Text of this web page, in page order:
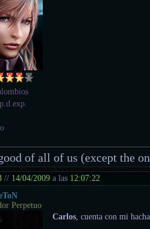
p.d.exp.
of all of us (except the
// 14/04/2009 a las 12:07:22
Perpetuo
Carlos , cuenta con mi